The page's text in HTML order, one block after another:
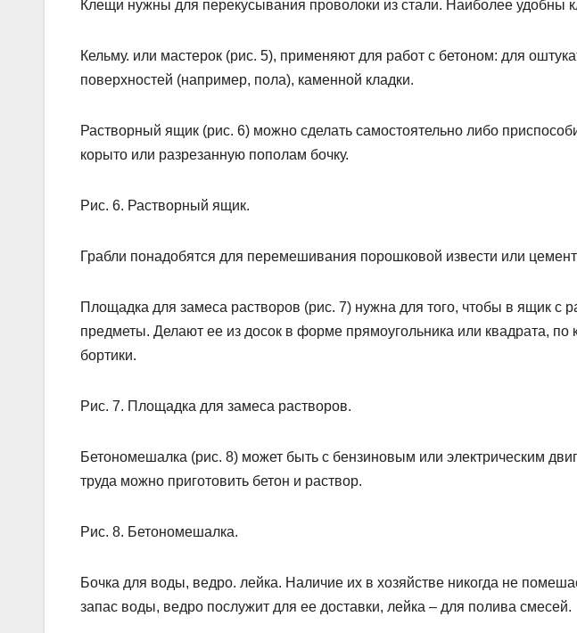
Клещи нужны для перекусывания проволоки из стали. Наиболее удобны
Кельму. или мастерок (рис. 5), применяют для работ с бетоном: для
поверхностей (например, пола), каменной кладки.
Растворный ящик (рис. 6) можно сделать самостоятельно либо
корыто или разрезанную пополам бочку.
Рис. 6. Растворный ящик.
Грабли понадобятся для перемешивания порошковой извести или
Площадка для замеса растворов (рис. 7) нужна для того, чтобы в ящик с
предметы. Делают ее из досок в форме прямоугольника или квадрата,
бортики.
Рис. 7. Площадка для замеса растворов.
Бетономешалка (рис. 8) может быть с бензиновым или электрическим
труда можно приготовить бетон и раствор.
Рис. 8. Бетономешалка.
Бочка для воды, ведро. лейка. Наличие их в хозяйстве никогда не
запас воды, ведро послужит для ее доставки, лейка – для полива смесей.